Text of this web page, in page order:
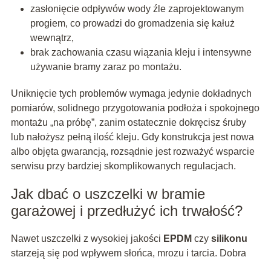
zasłonięcie odpływów wody źle zaprojektowanym
progiem, co prowadzi do gromadzenia się kałuż
wewnątrz,
brak zachowania czasu wiązania kleju i intensywne
używanie bramy zaraz po montażu.
Uniknięcie tych problemów wymaga jedynie dokładnych
pomiarów, solidnego przygotowania podłoża i spokojnego
montażu „na próbę”, zanim ostatecznie dokręcisz śruby
lub nałożysz pełną ilość kleju. Gdy konstrukcja jest nowa
albo objęta gwarancją, rozsądnie jest rozważyć wsparcie
serwisu przy bardziej skomplikowanych regulacjach.
Jak dbać o uszczelki w bramie
garażowej i przedłużyć ich trwałość?
Nawet uszczelki z wysokiej jakości EPDM czy silikonu
starzeją się pod wpływem słońca, mrozu i tarcia. Dobra